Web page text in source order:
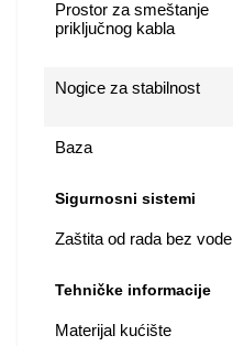
Prostor za smeštanje
priključnog kabla
Nogice za stabilnost
Baza
Sigurnosni sistemi
Zaštita od rada bez vode
Tehničke informacije
Materijal kućište